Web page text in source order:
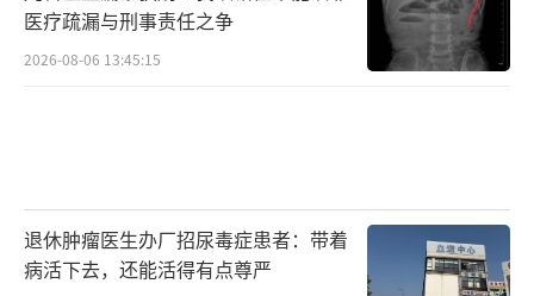
医疗疏漏与刑事责任之争
2026-08-06 13:45:15
退休肿瘤医生办厂招尿毒症患者：带着
病活下去，还能活得有点尊严